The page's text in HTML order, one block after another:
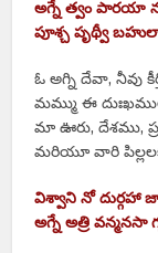
అగ్నే త్వం పారయా
పూశ్చ పృథ్వీ
ఓ అగ్ని దేవా, నీవు
మమ్ము ఈ
మా ఊరు, దేశము,
మరియూ వారి
విశ్వాని నో దుర్గహా
అగ్నే అత్రి